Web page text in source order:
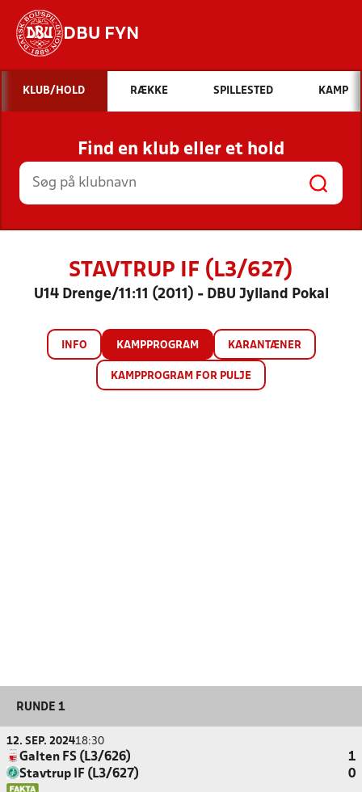
DBU FYN
Hvad vil du søge efter?
INDHOLD OG NYHEDER
STILLINGER, RESULTATER, KLUBBER OG
HOLD
KLUB/HOLD RÆKKE SPILLESTED KAMP
Find en klub eller et hold
STAVTRUP IF (L3/627)
U14 Drenge/11:11 (2011) - DBU Jylland Pokal
INFO KAMPPROGRAM KARANTÆNER
KAMPPROGRAM FOR PULJE
RUNDE 1
12. SEP. 202418:30
Galten FS (L3/626)
1
Stavtrup IF (L3/627)
0